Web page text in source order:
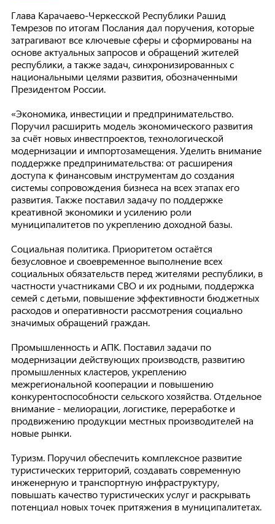
Глава Карачаево-Черкесской Республики Рашид
Темрезов по итогам Послания дал поручения, которые
затрагивают все ключевые сферы и сформированы на
основе актуальных запросов и обращений жителей
республики, а также задач, синхронизированных с
национальными целями развития, обозначенными
Президентом России.
«Экономика, инвестиции и предпринимательство.
Поручил расширить модель экономического развития
за счёт новых инвестпроектов, технологической
модернизации и импортозамещения. Уделить внимание
поддержке предпринимательства: от расширения
доступа к финансовым инструментам до создания
системы сопровождения бизнеса на всех этапах его
развития. Также поставил задачу по поддержке
креативной экономики и усилению роли
муниципалитетов по укреплению доходной базы.
Социальная политика. Приоритетом остаётся
безусловное и своевременное выполнение всех
социальных обязательств перед жителями республики, в
частности участниками СВО и их родными, поддержка
семей с детьми, повышение эффективности бюджетных
расходов и оперативности рассмотрения социально
значимых обращений граждан.
Промышленность и АПК. Поставил задачи по
модернизации действующих производств, развитию
промышленных кластеров, укреплению
межрегиональной кооперации и повышению
конкурентоспособности сельского хозяйства. Отдельное
внимание - мелиорации, логистике, переработке и
продвижению продукции местных производителей на
новые рынки.
Туризм. Поручил обеспечить комплексное развитие
туристических территорий, создавать современную
инженерную и транспортную инфраструктуру,
повышать качество туристических услуг и раскрывать
потенциал новых точек притяжения в муниципалитетах.